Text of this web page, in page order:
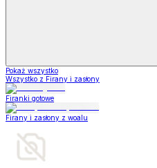
Pokaż wszystko
Wszystko z Firany i zasłony
Firanki gotowe
Firany i zasłony z woalu